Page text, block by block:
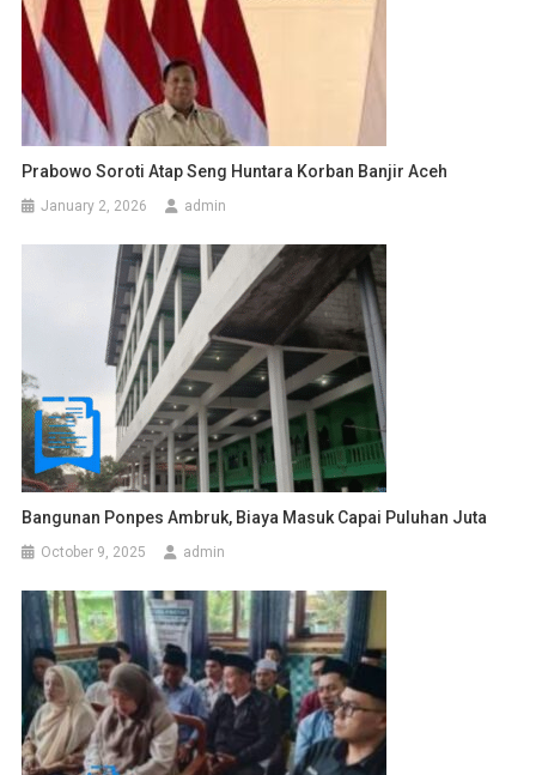
Prabowo Soroti Atap Seng Huntara Korban Banjir Aceh
January 2, 2026 admin
Bangunan Ponpes Ambruk, Biaya Masuk Capai Puluhan Juta
October 9, 2025 admin